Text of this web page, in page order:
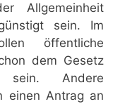
Allgemeinheit
sein. Im
öffentliche
dem Gesetz
sein. Andere
einen Antrag an